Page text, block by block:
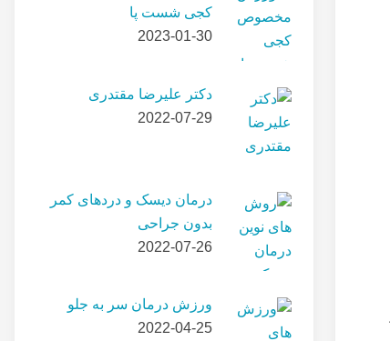
کجی شست پا
2023-01-30
دکتر علیرضا مقتدری
2022-07-29
درمان دیسک و دردهای کمر
بدون جراحی
2022-07-26
ورزش درمان سر به جلو
2022-04-25